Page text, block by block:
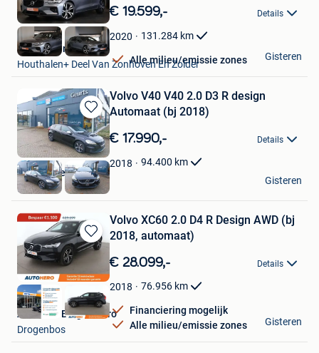
in
Mijn
Favorieten
€ 19.599,- Details
2020 131.284 km
Alle milieu/emissie zones
Kubika Cars
Houthalen+ Deel Van Zonhoven En Zolder
Gisteren
Bewaren
in
Mijn
Favorieten
Volvo V40 V40 2.0 D3 R design
Automaat (bj 2018)
€ 17.990,- Details
2018 94.400 km
Garage Geurts
Heusden
Gisteren
Bewaren
in
Favorieten
Volvo XC60 2.0 D4 R Design AWD (bj
2018, automaat)
€ 28.099,- Details
2018 76.956 km
Financiering mogelijk
Alle milieu/emissie zones
Autohero Belgium Pro
Drogenbos
Gisteren